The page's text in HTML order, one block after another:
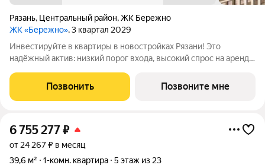
Рязань, Центральный район,ЖК Бережно
ЖК «Бережно», 3 квартал 2029
Инвестируйте в квартиры в новостройках Рязани! Это
надёжный актив: низкий порог входа, высокий спрос на аренду
Жилой квартал «Бережно» это проект класса Бизнес,
созданный с уважением к городу и
Позвонить Позвоните мне
6 755 277₽
от 24 267 ₽ в месяц
39,6 м²
1-комн. квартира 5 этаж из 23